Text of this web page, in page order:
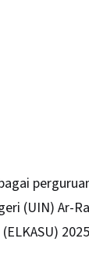
(UIN) Ar-